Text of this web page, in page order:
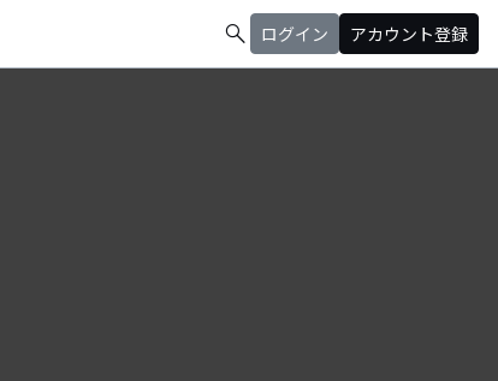
search ログイン アカウント登録